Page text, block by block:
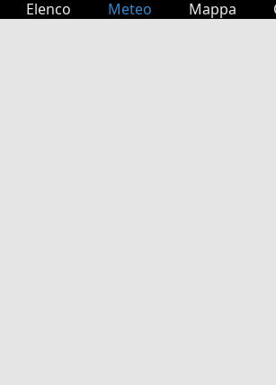
Elenco Meteo Mappa